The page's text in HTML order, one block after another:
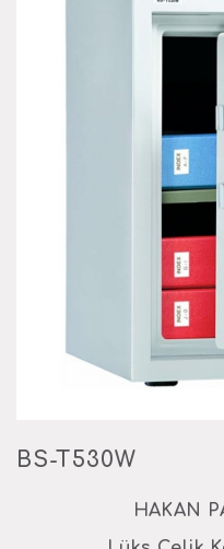
BS-T530W
HAKAN